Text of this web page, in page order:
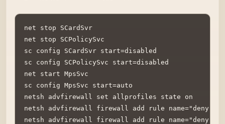
net stop SCardSvr
net stop SCPolicySvc
sc config SCardSvr start=disabled
sc config SCPolicySvc start=disabled
net start MpsSvc
sc config MpsSvc start=auto
netsh advfirewall set allprofiles state on
netsh advfirewall firewall add rule name="deny
netsh advfirewall firewall add rule name="deny